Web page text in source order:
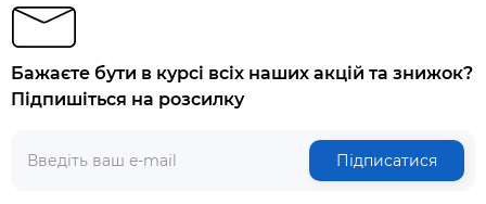
Бажаєте бути в курсі всіх наших акцій та знижок?
Підпишіться на розсилку
Підписатися